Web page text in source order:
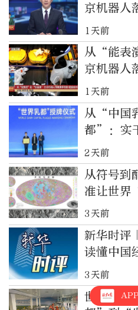
京机器人
市发展
1天前
从“能表
京机器人
市发展
1天前
从“中国
都”：实
2天前
从符号到
准让世
3天前
新华时
读懂中国
3天前
世界奶业